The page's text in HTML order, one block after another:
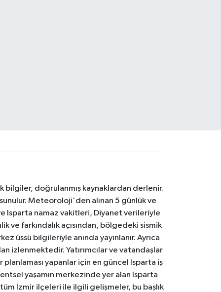
bilgiler, doğrulanmış kaynaklardan derlenir.
Meteoroloji'den alınan 5 günlük ve
Isparta namaz vakitleri, Diyanet verileriyle
ve farkındalık açısından, bölgedeki sismik
üssü bilgileriyle anında yayınlanır. Ayrıca
izlenmektedir. Yatırımcılar ve vatandaşlar
planlaması yapanlar için en güncel Isparta iş
yaşamın merkezinde yer alan Isparta
tüm İzmir ilçeleri ile ilgili gelişmeler, bu başlık